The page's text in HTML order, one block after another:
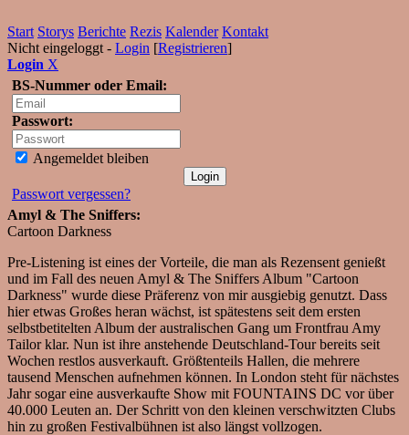
Start Storys Berichte Rezis Kalender Kontakt
Nicht eingeloggt - Login [Registrieren]
Login X
BS-Nummer oder Email:
Passwort:
Angemeldet bleiben
Passwort vergessen?
Amyl & The Sniffers:
Cartoon Darkness
Pre-Listening ist eines der Vorteile, die man als Rezensent genießt
und im Fall des neuen Amyl & The Sniffers Album "Cartoon
Darkness" wurde diese Präferenz von mir ausgiebig genutzt. Dass
hier etwas Großes heran wächst, ist spätestens seit dem ersten
selbstbetitelten Album der australischen Gang um Frontfrau Amy
Tailor klar. Nun ist ihre anstehende Deutschland-Tour bereits seit
Wochen restlos ausverkauft. Größtenteils Hallen, die mehrere
tausend Menschen aufnehmen können. In London steht für nächstes
Jahr sogar eine ausverkaufte Show mit FOUNTAINS DC vor über
40.000 Leuten an. Der Schritt von den kleinen verschwitzten Clubs
hin zu großen Festivalbühnen ist also längst vollzogen.